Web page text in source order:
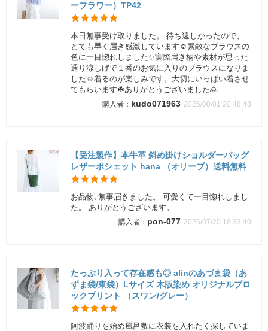
ーフラワー）TP42
本日無事受け取りました。 待ち遠しかったので、
とても早く届き感激しています☺️素敵なブラウスの
色に一目惚れしました✨実際届き柄や素材が思った
通り涼しげで１番のお気に入りのブラウスになりま
した☺️着るのが楽しみです。大切にいっぱい着させ
てもらいます☘️ありがとうございました🙏
kudo071963 2026/08/01 20:48:48
【受注製作】本牛革 斜め掛けショルダーバッグ
レザーポシェット hana （オリーブ）送料無料
お品物､無事届きました。 可愛くて一目惚れしまし
た。 ありがとうございます。
pon-077 2026/07/20 18:33:40
たっぷり入って存在感も◎ alinのあづま袋（あ
ずま袋/東袋）Lサイズ 木版染め オリジナルブロ
ックプリント （スワン/グレー）
阿波踊りを始め風呂敷に衣装を入れたく探していま